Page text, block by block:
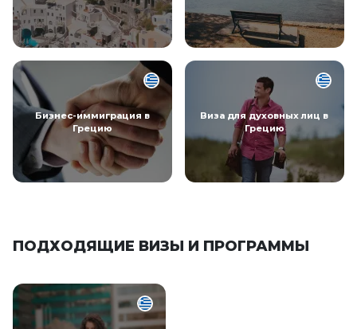
Бизнес-иммиграция в
Грецию
Виза для духовных лиц в
Грецию
ПОДХОДЯЩИЕ ВИЗЫ И ПРОГРАММЫ